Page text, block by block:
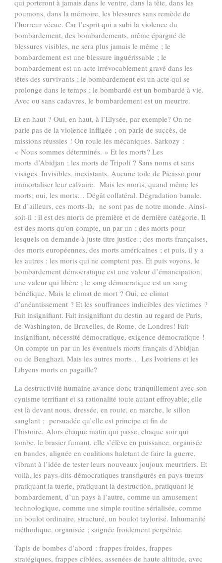
qui porteront à jamais dans le ventre, dans la tête, dans les
poumons, dans la mémoire, les blessures sans remède de
l’horreur vécue. Car l’esprit qui a subi la violence du
bombardement, des bombardements, même épargné de
blessures visibles, ne sera plus jamais le même ; le
bombardement est une blessure inguérissable ; le
bombardement est un acte irrévocablement gravé dans les
têtes des survivants ; le bombardement est un acte qui se
prolonge dans le temps ; le bombardé est un bombardé à vie.
Avec ou sans cadavres, le bombardement est un meurtre.
Et en haut ? Oui, en haut, à l’Elysée, par exemple? On ne
parle pas de la violence infligée ; on parle de succès, de
missions réussies ! On roule les mécaniques. Sarkozy :
« Nous sommes déterminés. » Et les morts? Les
morts d’Abidjan ; les morts de Tripoli ? Sans noms et sans
visages. Invisibles, inexistants. Aucune toile de Picasso pour
immortaliser leur calvaire. Mais les morts, quand même les
morts; oui, les morts… Dégât collatéral. Dégradation banale.
Et d’ailleurs, ces morts-là, ne sont pas de notre monde. Ainsi-
soit-il : il est des morts de première et de dernière catégorie. Il
est des morts qu’on compte, un par un ; des morts pour
lesquels on demande à juste titre justice ; des morts françaises,
des morts européennes, des morts américaines ; et puis, il y a
les autres : les morts qui ne comptent pas. Et puis voyons, le
bombardement démocratique est une valeur d’émancipation,
une valeur qui libère ; le sang démocratique est un sang
bénéfique. Mais le climat de mort ? Oui, ce climat
d’anéantissement ? Et les souffrances indicibles des victimes ?
Fait insignifiant. Fait insignifiant du destin au regard de Paris,
de Washington, de Bruxelles, de Rome, de Londres! Fait
insignifiant, nécessité démocratique, exigence démocratique !
On compte un par un les éventuels morts français d’Abidjan
ou de Benghazi. Mais les autres morts… Les Ivoiriens et les
Libyens morts en pagaille?
La destructivité humaine avance donc tranquillement avec son
cynisme terrifiant et sa rationalité toute autant effroyable; elle
est là devant nous, dressée, en route, en marche, le sillon
sanglant ; persuadée qu’elle est principe et fin de
l’histoire. Alors chaque matin qui passe, chaque soir qui
tombe, le brasier fumant, elle s’élève en puissance, organisée
en bandes, alignée en coalitions haletant de faire la guerre,
vibrant à l’idée de tester leurs nouveaux joujoux meurtriers. Et
voilà, les pays-dits-démocratiques transfigurés en pays-tueurs
pratiquant la tuerie, pratiquant la destruction, pratiquant le
bombardement, d’un pays à l’autre, comme un amusement
technologique, comme une simple routine sérialisée, comme
un boulot ordinaire, structuré, un boulot taylorisé. Inhumanité
méthodique, organisée ; saignée froidement perpétrée.
Tapis de bombes d’abord : frappes froides, frappes
stratégiques, frappes ciblées, assenées de haute altitude, avec